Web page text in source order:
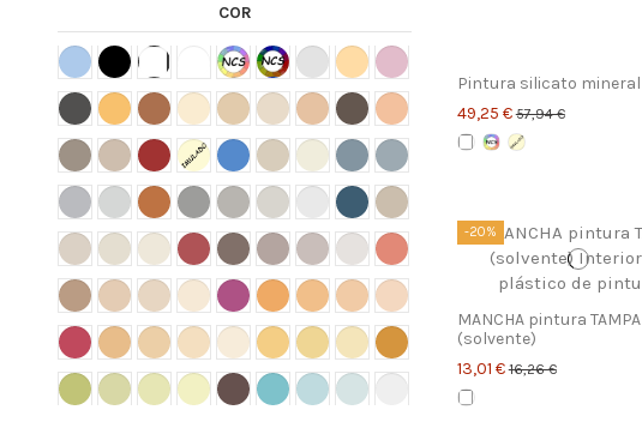
Pintura silicato mineral
49,25 €57,94 €
-20%
MANCHA pintura TAMPA
(solvente)
13,01 €16,26 €
COR